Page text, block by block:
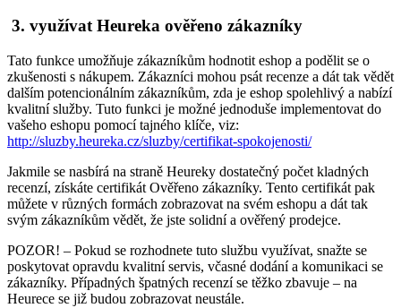
3. využívat Heureka ověřeno zákazníky
Tato funkce umožňuje zákazníkům hodnotit eshop a podělit se o
zkušenosti s nákupem. Zákazníci mohou psát recenze a dát tak vědět
dalším potencionálním zákazníkům, zda je eshop spolehlivý a nabízí
kvalitní služby. Tuto funkci je možné jednoduše implementovat do
vašeho eshopu pomocí tajného klíče, viz:
http://sluzby.heureka.cz/sluzby/certifikat-spokojenosti/
Jakmile se nasbírá na straně Heureky dostatečný počet kladných
recenzí, získáte certifikát Ověřeno zákazníky. Tento certifikát pak
můžete v různých formách zobrazovat na svém eshopu a dát tak
svým zákazníkům vědět, že jste solidní a ověřený prodejce.
POZOR! – Pokud se rozhodnete tuto službu využívat, snažte se
poskytovat opravdu kvalitní servis, včasné dodání a komunikaci se
zákazníky. Případných špatných recenzí se těžko zbavuje – na
Heurece se již budou zobrazovat neustále.